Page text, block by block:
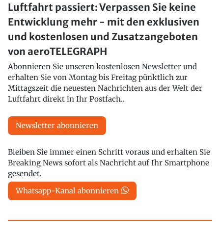
Luftfahrt passiert: Verpassen Sie keine
Entwicklung mehr - mit den exklusiven
und kostenlosen und Zusatzangeboten
von aeroTELEGRAPH
Abonnieren Sie unseren kostenlosen Newsletter und
erhalten Sie von Montag bis Freitag pünktlich zur
Mittagszeit die neuesten Nachrichten aus der Welt der
Luftfahrt direkt in Ihr Postfach..
Newsletter abonnieren
Bleiben Sie immer einen Schritt voraus und erhalten Sie
Breaking News sofort als Nachricht auf Ihr Smartphone
gesendet.
Whatsapp-Kanal abonnieren